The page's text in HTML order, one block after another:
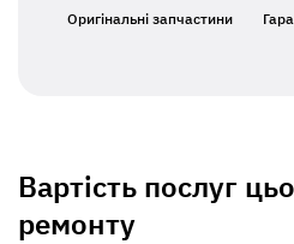
Оригінальні запчастини
Вартість послуг
ремонту